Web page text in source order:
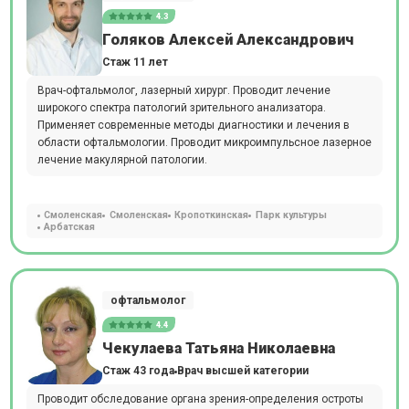
4.3
Голяков Алексей Александрович
Стаж 11 лет
Врач-офтальмолог, лазерный хирург. Проводит лечение
широкого спектра патологий зрительного анализатора.
Применяет современные методы диагностики и лечения в
области офтальмологии. Проводит микроимпульсное лазерное
лечение макулярной патологии.
Смоленская Смоленская Кропоткинская
Парк культуры
Арбатская
офтальмолог
4.4
Чекулаева Татьяна Николаевна
Стаж 43 года Врач высшей категории
Проводит обследование органа зрения-определения остроты